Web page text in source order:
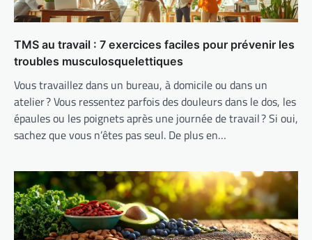
TMS au travail : 7 exercices faciles pour prévenir les
troubles musculosquelettiques
Vous travaillez dans un bureau, à domicile ou dans un
atelier ? Vous ressentez parfois des douleurs dans le dos, les
épaules ou les poignets après une journée de travail ? Si oui,
sachez que vous n’êtes pas seul. De plus en…